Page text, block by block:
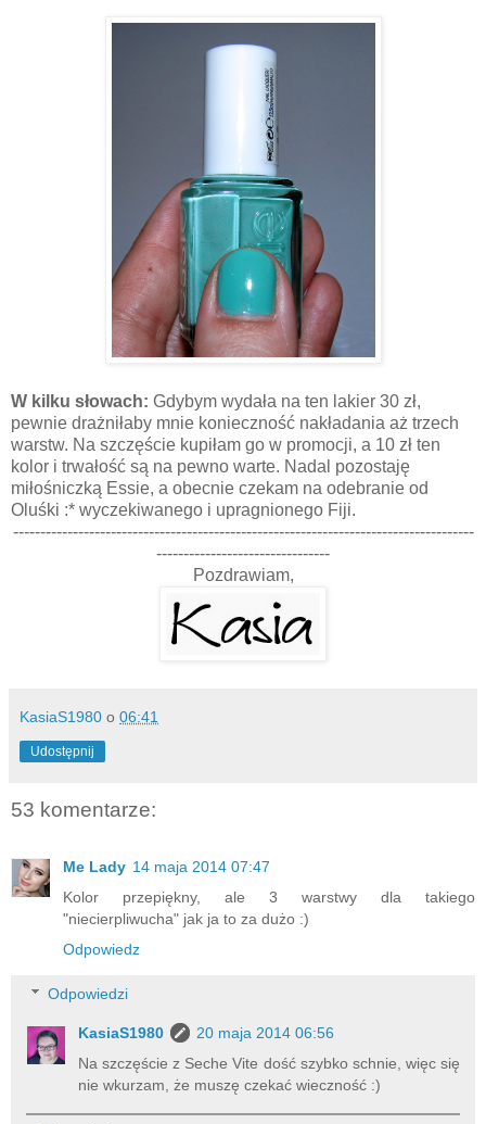
W kilku słowach: Gdybym wydała na ten lakier 30 zł,
pewnie drażniłaby mnie konieczność nakładania aż trzech
warstw. Na szczęście kupiłam go w promocji, a 10 zł ten
kolor i trwałość są na pewno warte. Nadal pozostaję
miłośniczką Essie, a obecnie czekam na odebranie od
Oluśki :* wyczekiwanego i upragnionego Fiji.
-------------------------------------------------------------------------------------
--------------------------------
Pozdrawiam,
KasiaS1980 o 06:41
Udostępnij
53 komentarze:
Me Lady 14 maja 2014 07:47
Kolor przepiękny, ale 3 warstwy dla takiego
"niecierpliwucha" jak ja to za dużo :)
Odpowiedz
Odpowiedzi
KasiaS1980
20 maja 2014 06:56
Na szczęście z Seche Vite dość szybko schnie, więc się
nie wkurzam, że muszę czekać wieczność :)